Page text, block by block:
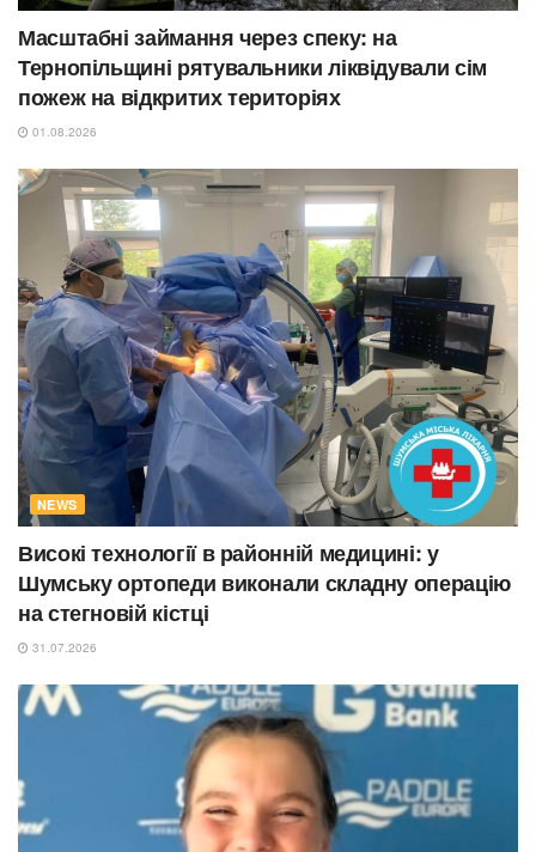
Масштабні займання через спеку: на
Тернопільщині рятувальники ліквідували сім
пожеж на відкритих територіях
01.08.2026
NEWS
Високі технології в районній медицині: у
Шумську ортопеди виконали складну операцію
на стегновій кістці
31.07.2026